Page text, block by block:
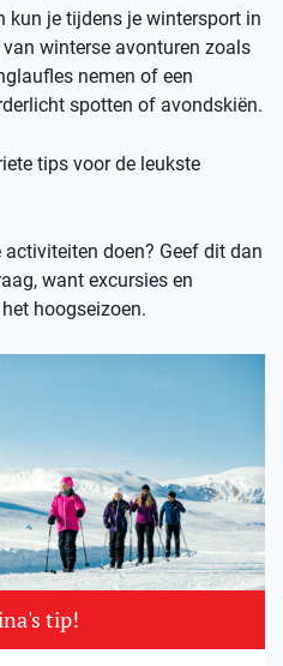
kun je tijdens je wintersport in
winterse avonturen zoals
nemen of een
spotten of avondskiën.
tips voor de leukste
doen? Geef dit dan
want excursies en
hoogseizoen.
tip!